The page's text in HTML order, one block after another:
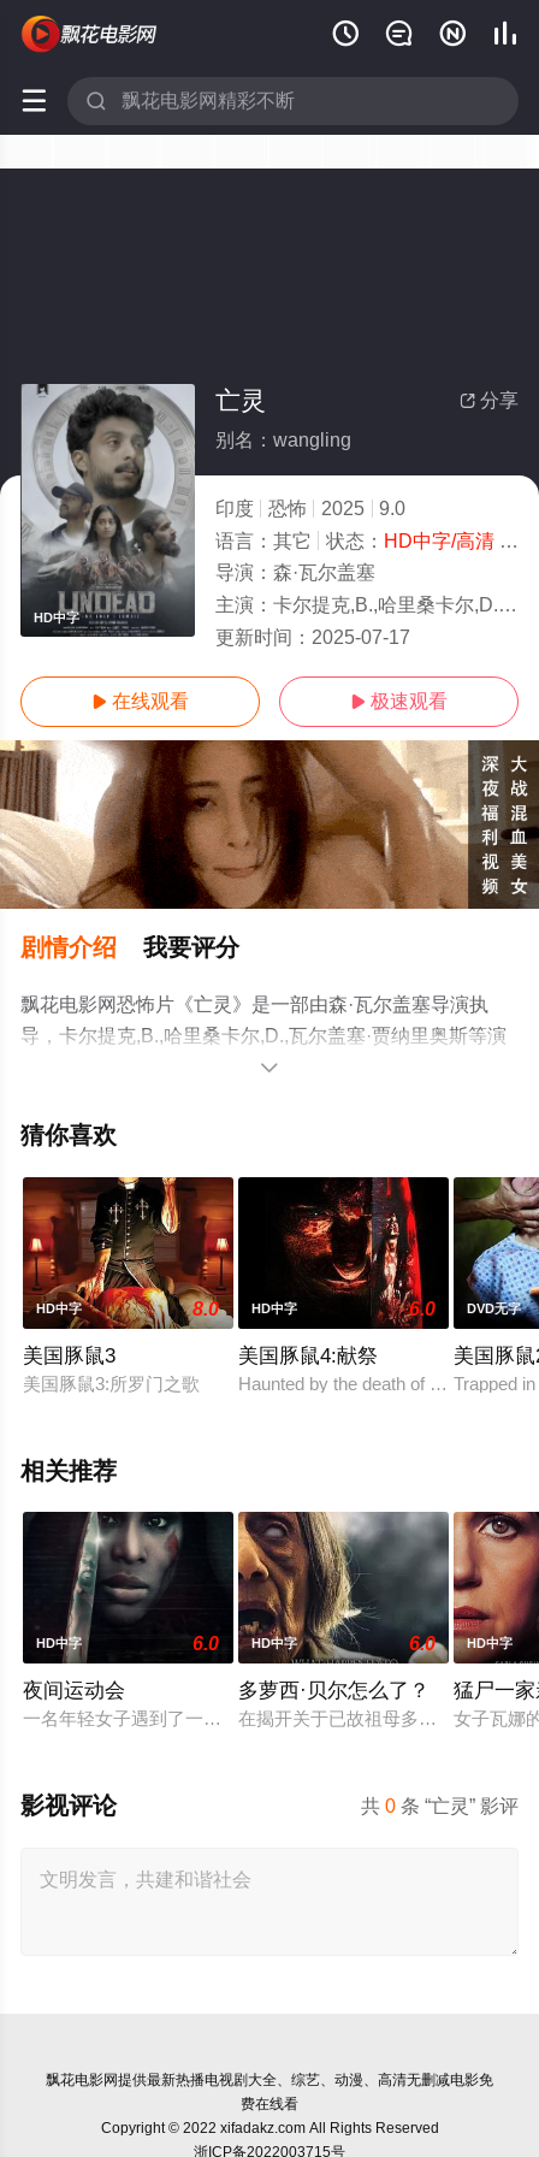
   
 
HD中字
 分享
亡灵
别名：wangling
印度 恐怖 2025
9.0
语言： 其它 状态： HD中字/高清- 免费在线观看
导演： 森·瓦尔盖塞
主演： 卡尔提克,B.,哈里桑卡尔,D.,瓦尔盖塞·贾纳里奥斯
更新时间： 2025-07-17
 在线观看  极速观看
剧情介绍 我要评分
飘花电影网恐怖片《亡灵》是一部由森·瓦尔盖塞导演执
导，卡尔提克,B.,哈里桑卡尔,D.,瓦尔盖塞·贾纳里奥斯等演
员精彩演绎的印度电影，手机免费观看高清未删减完整版
影、电视猫或剧情网等平台了解。
。

猜你喜欢
HD中字 8.0
美国豚鼠3
美国豚鼠3:所罗门之歌
HD中字 6.0
美国豚鼠4:献祭
Haunted by the death of his father
DVD无字
美国豚
Trapped
相关推荐
HD中字 6.0
夜间运动会
一名年轻女子遇到了一位在网上认识的富有男友。她很快发现
HD中字 6.0
多萝西·贝尔怎么了？
在揭开关于已故祖母多萝西·贝尔的
HD中字
猛尸一
女子瓦娜
共0 条 “亡灵” 影评
影视评论
飘花电影网提供最新热播电视剧大全、综艺、动漫、高清无删减电影免
费在线看
Copyright © 2022 xifadakz.com All Rights Reserved
浙ICP备2022003715号